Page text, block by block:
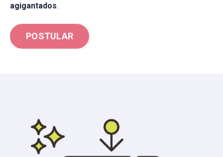
agigantados.
POSTULAR